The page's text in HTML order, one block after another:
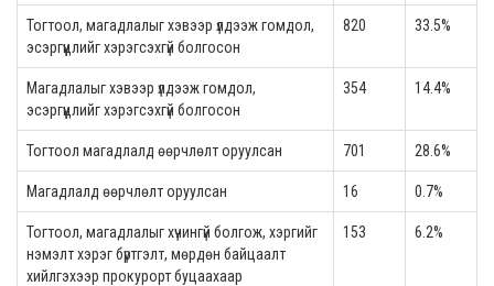
Тогтоол, магадлалыг хэвээр үлдээж гомдол,
эсэргүүцлийг хэрэгсэхгүй болгосон
820 33.5%
Магадлалыг хэвээр үлдээж гомдол,
эсэргүүцлийг хэрэгсэхгүй болгосон
354 14.4%
Тогтоол магадлалд өөрчлөлт оруулсан 701 28.6%
Магадлалд өөрчлөлт оруулсан 16 0.7%
Тогтоол, магадлалыг хүчингүй болгож, хэргийг
нэмэлт хэрэг бүртгэлт, мөрдөн байцаалт
хийлгэхээр прокурорт буцаахаар
153 6.2%